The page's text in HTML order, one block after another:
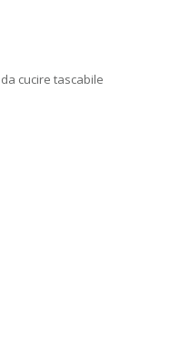
cucire tascabile